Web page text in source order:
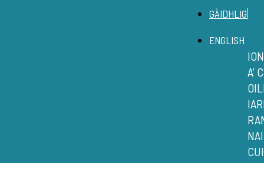
GÀIDHLIG
ENGLISH
A’